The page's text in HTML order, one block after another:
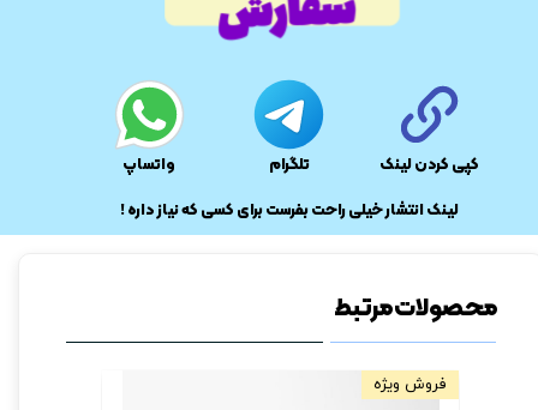
کپی کردن لینک تلگرام
واتساپ
​لینک انتشار خیلی راحت بفرست برای کسی که نیاز داره !
محصولات مرتبط
فروش ویژه